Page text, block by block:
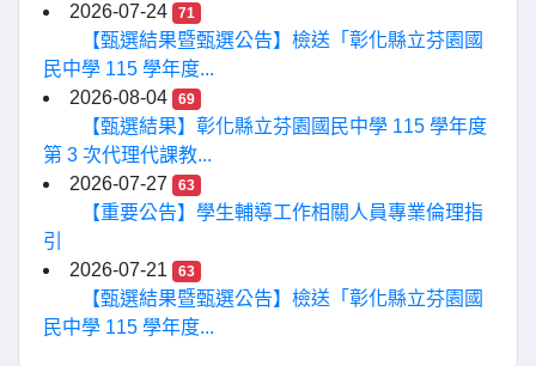
2026-07-24
71
【甄選結果暨甄選公告】檢送「彰化縣立芬園國
民中學 115 學年度...
2026-08-04
69
【甄選結果】彰化縣立芬園國民中學 115 學年度
第 3 次代理代課教...
2026-07-27
63
【重要公告】學生輔導工作相關人員專業倫理指
引
2026-07-21
63
【甄選結果暨甄選公告】檢送「彰化縣立芬園國
民中學 115 學年度...